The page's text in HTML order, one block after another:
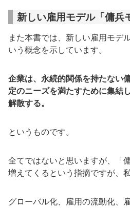
新しい雇用モデル「傭兵
また本書では、新しい雇用モデ
いう概念を示しています。
企業は、永続的関係を持たない
定のニーズを満たすために集結
解散する。
というものです。
全てではないと思いますが、「
増えてくるという指摘ですが、
グローバル化、雇用の流動化、